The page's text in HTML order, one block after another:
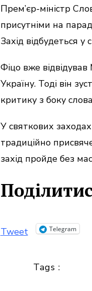
Прем’єр-міністр
присутніми на
Захід відбудеться
Фіцо вже
Україну. Тоді він
критику з боку
У святкових
традиційно
захід пройде без
Tweet Telegram
Tags :